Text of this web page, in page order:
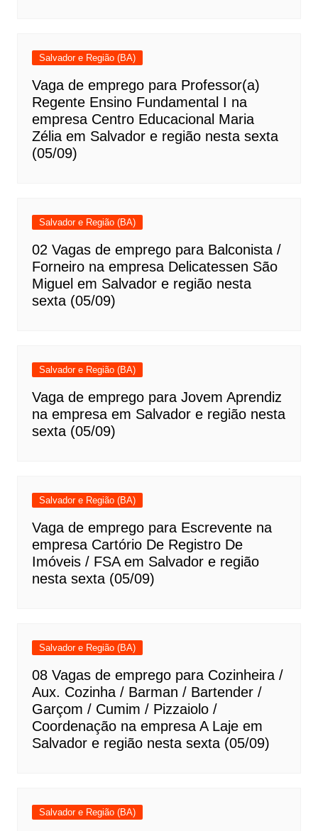
Salvador e Região (BA)
Vaga de emprego para Professor(a)
Regente Ensino Fundamental I na
empresa Centro Educacional Maria
Zélia em Salvador e região nesta sexta
(05/09)
Salvador e Região (BA)
02 Vagas de emprego para Balconista /
Forneiro na empresa Delicatessen São
Miguel em Salvador e região nesta
sexta (05/09)
Salvador e Região (BA)
Vaga de emprego para Jovem Aprendiz
na empresa em Salvador e região nesta
sexta (05/09)
Salvador e Região (BA)
Vaga de emprego para Escrevente na
empresa Cartório De Registro De
Imóveis / FSA em Salvador e região
nesta sexta (05/09)
Salvador e Região (BA)
08 Vagas de emprego para Cozinheira /
Aux. Cozinha / Barman / Bartender /
Garçom / Cumim / Pizzaiolo /
Coordenação na empresa A Laje em
Salvador e região nesta sexta (05/09)
Salvador e Região (BA)